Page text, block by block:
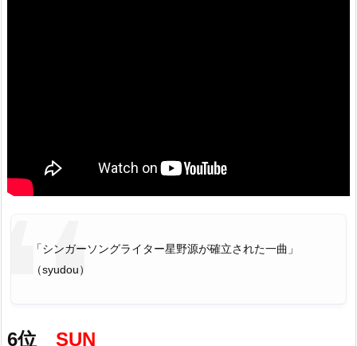
「シンガーソングライター星野源が確立された一曲」
（syudou）
6位 SUN